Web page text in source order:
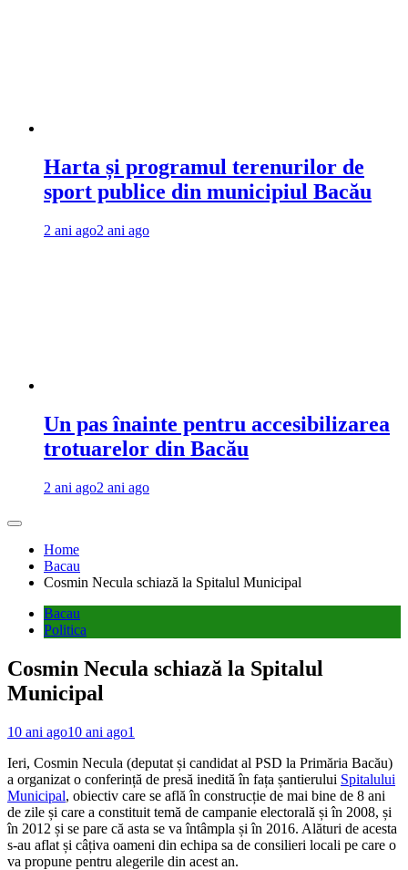
Harta și programul terenurilor de
sport publice din municipiul Bacău
2 ani ago2 ani ago
Un pas înainte pentru accesibilizarea
trotuarelor din Bacău
2 ani ago2 ani ago
Home
Bacau
Cosmin Necula schiază la Spitalul Municipal
Bacau
Politica
Cosmin Necula schiază la Spitalul
Municipal
10 ani ago10 ani ago1
Ieri, Cosmin Necula (deputat și candidat al PSD la Primăria Bacău)
a organizat o conferință de presă inedită în fața șantierului Spitalului
Municipal, obiectiv care se află în construcție de mai bine de 8 ani
de zile și care a constituit temă de campanie electorală și în 2008, și
în 2012 și se pare că asta se va întâmpla și în 2016. Alături de acesta
s-au aflat și câțiva oameni din echipa sa de consilieri locali pe care o
va propune pentru alegerile din acest an.